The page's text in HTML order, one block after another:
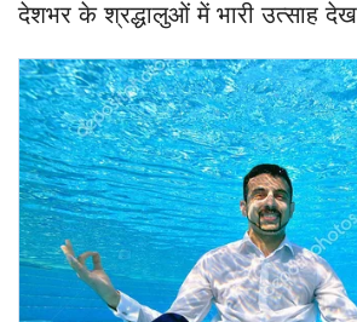
देशभर के श्रद्धालुओं में भारी उत्साह